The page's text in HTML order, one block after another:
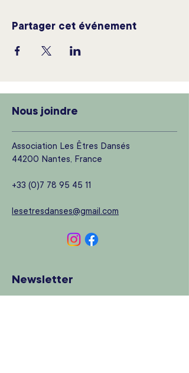
Partager cet événement
Nous joindre
Association Les Êtres Dansés
44200 Nantes, France
+33 (0)7 78 95 45 11
lesetresdanses@gmail.com
Newsletter